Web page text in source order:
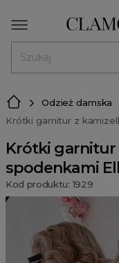
Odzież damska
Krótki garnitur z
Krótki garnitur
spodenkami
Kod produktu: 1929